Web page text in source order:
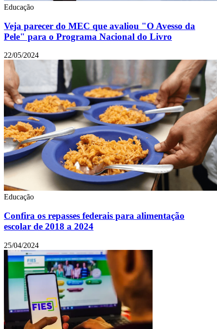
Educação
Veja parecer do MEC que avaliou "O Avesso da
Pele" para o Programa Nacional do Livro
22/05/2024
Educação
Confira os repasses federais para alimentação
escolar de 2018 a 2024
25/04/2024